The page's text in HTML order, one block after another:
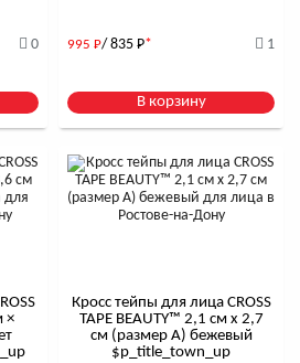
0 995 Р/ 835 Р* 1
В корзину
×
Кросс тейпы для лица CROSS
TAPE BEAUTY™ 2,1 см x 2,7
см (размер А) бежевый
$р_title_town_up